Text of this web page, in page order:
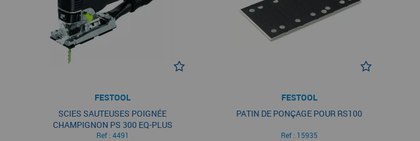
FESTOOL
SCIES SAUTEUSES POIGNÉE
CHAMPIGNON PS 300 EQ-PLUS
Ref : 4491
FESTOOL
PATIN DE PONÇAGE POUR RS100
Ref : 15935